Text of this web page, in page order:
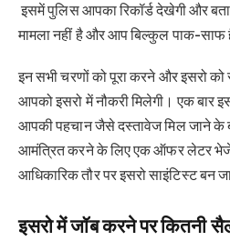
इसमें पुलिस आपका रिकॉर्ड देखेगी और
मामला नहीं है और आप बिल्कुल पाक-साफ
इन सभी चरणों को पूरा करने और इसरो को
आपको इसरो में नौकरी मिलेगी। एक बार
आपकी पहचान जैसे दस्तावेज मिल जाने के
आमंत्रित करने के लिए एक ऑफर लेटर
आधिकारिक तौर पर इसरो साइंटिस्ट बन
इसरो में जॉब करने पर कितनी